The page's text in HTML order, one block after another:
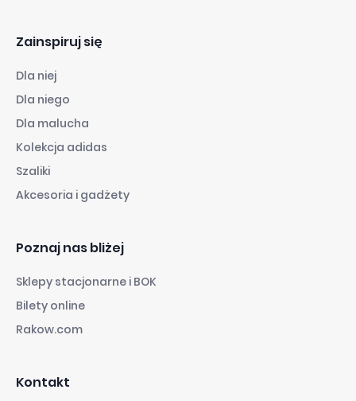
Zainspiruj się
Dla niej
Dla niego
Dla malucha
Kolekcja adidas
Szaliki
Akcesoria i gadżety
Poznaj nas bliżej
Sklepy stacjonarne i BOK
Bilety online
Rakow.com
Kontakt